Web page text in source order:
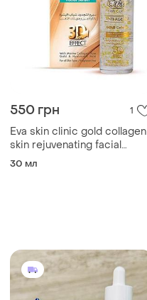
550 грн 1
Eva skin clinic gold collagen
skin rejuvenating facial
serum натуральная
30 мл